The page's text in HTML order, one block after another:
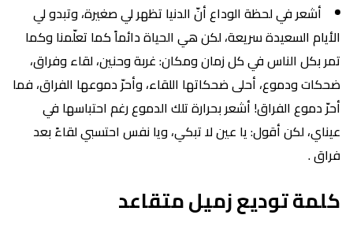
أشعر في لحظة الوداع أنّ الدنيا تظهر لي صغيرة، وتبدو لي
الأيام السعيدة سريعة، لكن هي الحياة دائماً كما تعلّمنا وكما
تمر بكل الناس في كل زمان ومكان: غربة وحنين، لقاء وفراق،
ضحكات ودموع، أحلى ضحكاتها اللقاء، وأحرّ دموعها الفراق، فما
أحرّ دموع الفراق! أشعر بحرارة تلك الدموع رغم احتباسها في
عيناي، لكن أقول: يا عين لا تبكي، ويا نفس احتسبي لقاءً بعد
فراق .
كلمة توديع زميل متقاعد